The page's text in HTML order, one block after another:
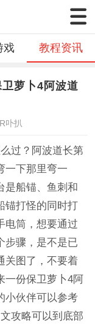
戏 教程资讯
萝卜4阿波道
卟扒
过？阿波道长第
一下那里弯一
是船锚、鱼刺和
锚打怪的同时打
电筒，想要通过
步骤，是不是已
关图了，不要着
份保卫萝卜4阿
小伙伴可以参考
攻略可以到底部